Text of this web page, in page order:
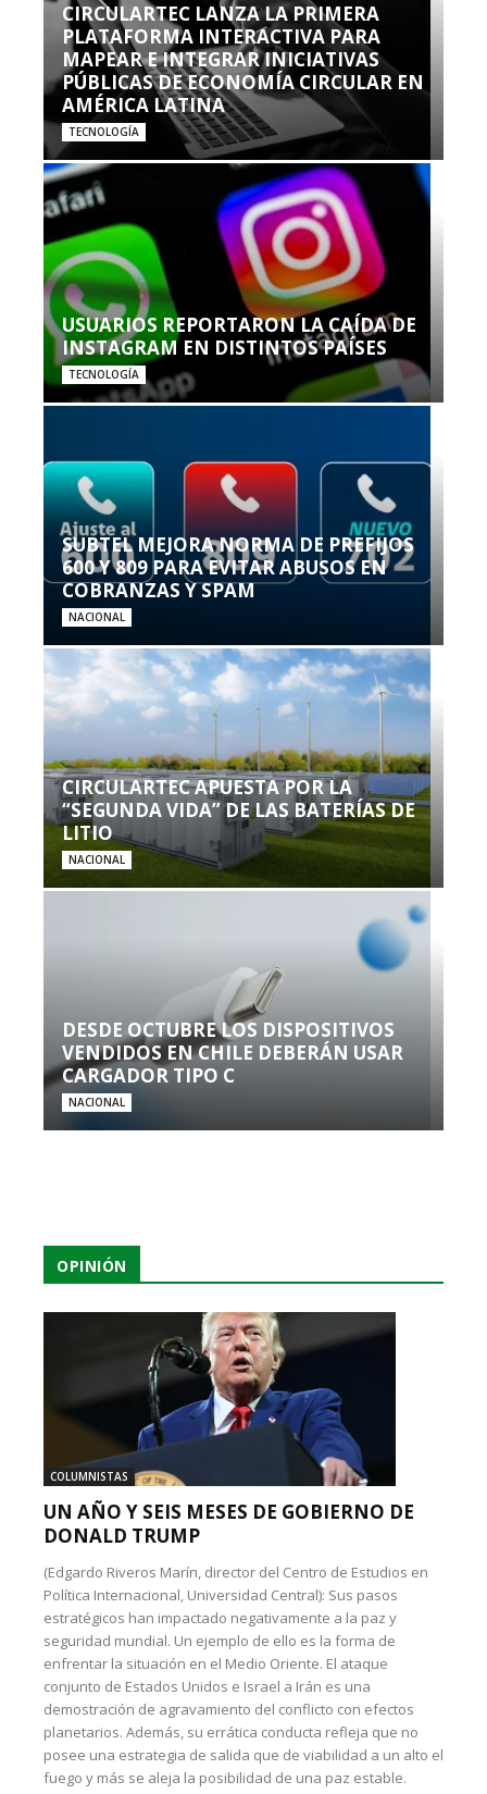
CIRCULARTEC LANZA LA PRIMERA
PLATAFORMA INTERACTIVA PARA
MAPEAR E INTEGRAR INICIATIVAS
PÚBLICAS DE ECONOMÍA CIRCULAR EN
AMÉRICA LATINA
TECNOLOGÍA
USUARIOS REPORTARON LA CAÍDA DE
INSTAGRAM EN DISTINTOS PAÍSES
TECNOLOGÍA
SUBTEL MEJORA NORMA DE PREFIJOS
600 Y 809 PARA EVITAR ABUSOS EN
COBRANZAS Y SPAM
NACIONAL
CIRCULARTEC APUESTA POR LA
“SEGUNDA VIDA” DE LAS BATERÍAS DE
LITIO
NACIONAL
DESDE OCTUBRE LOS DISPOSITIVOS
VENDIDOS EN CHILE DEBERÁN USAR
CARGADOR TIPO C
NACIONAL
OPINIÓN
COLUMNISTAS
UN AÑO Y SEIS MESES DE GOBIERNO DE
DONALD TRUMP
(Edgardo Riveros Marín, director del Centro de Estudios en
Política Internacional, Universidad Central): Sus pasos
estratégicos han impactado negativamente a la paz y
seguridad mundial. Un ejemplo de ello es la forma de
enfrentar la situación en el Medio Oriente. El ataque
conjunto de Estados Unidos e Israel a Irán es una
demostración de agravamiento del conflicto con efectos
planetarios. Además, su errática conducta refleja que no
posee una estrategia de salida que de viabilidad a un alto el
fuego y más se aleja la posibilidad de una paz estable.